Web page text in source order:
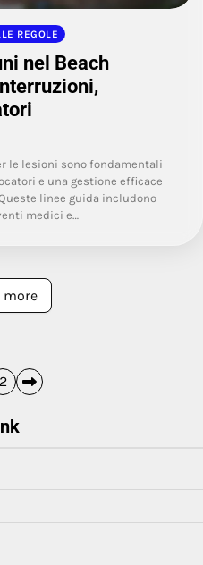
REGOLE
nel Beach
le lesioni sono fondamentali
e una gestione efficace
linee guida includono
medici e…
more
2